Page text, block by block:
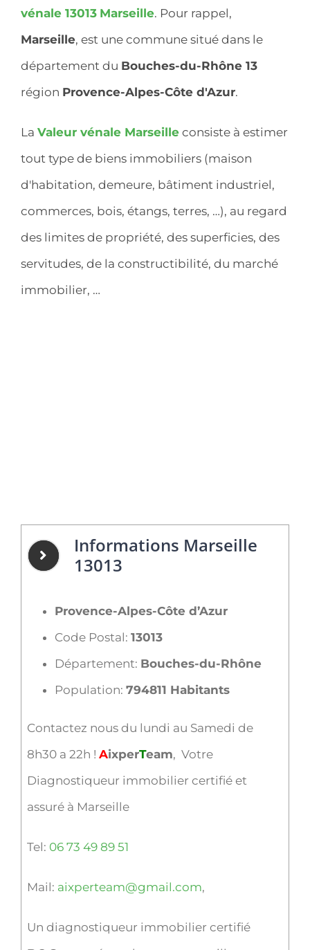
vénale 13013 Marseille. Pour rappel,
Marseille, est une commune situé dans le
département du Bouches-du-Rhône 13
région Provence-Alpes-Côte d'Azur.
La Valeur vénale Marseille consiste à estimer
tout type de biens immobiliers (maison
d'habitation, demeure, bâtiment industriel,
commerces, bois, étangs, terres, …), au regard
des limites de propriété, des superficies, des
servitudes, de la constructibilité, du marché
immobilier, …
Informations Marseille
13013
Provence-Alpes-Côte d’Azur
Code Postal: 13013
Département: Bouches-du-Rhône
Population: 794811 Habitants
Contactez nous du lundi au Samedi de
8h30 a 22h ! AixperTeam, Votre
Diagnostiqueur immobilier certifié et
assuré à Marseille
Tel: 06 73 49 89 51
Mail: aixperteam@gmail.com,
Un diagnostiqueur immobilier certifié